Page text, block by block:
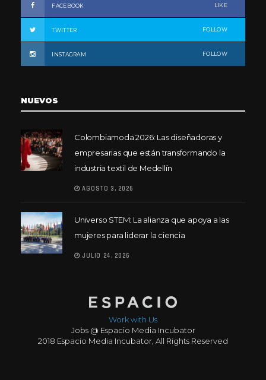
FACEBOOK LIKE
TWITTER FOLLOW
INSTAGRAM FOLLOW
NUEVOS
Colombiamoda 2026: Las diseñadoras y
empresarias que están transformando la
industria textil de Medellín
AGOSTO 3, 2026
Universo STEM: La alianza que apoya a las
mujeres para liderar la ciencia
JULIO 24, 2026
Work with Us
Jobs @ Espacio Media Incubator
2018 Espacio Media Incubator, All Rights Reserved